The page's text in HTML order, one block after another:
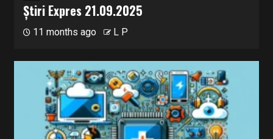
Știri Expres 21.09.2025
11 months ago L P